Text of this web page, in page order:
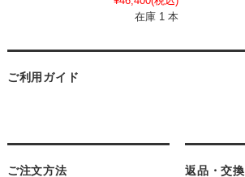
在庫 1 本
ご利用ガイド
ご注文方法 返品・交